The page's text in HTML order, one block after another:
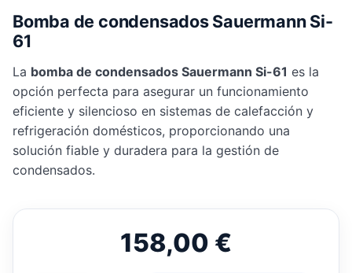
Bomba de condensados Sauermann Si-
61
La bomba de condensados Sauermann Si-61 es la
opción perfecta para asegurar un funcionamiento
eficiente y silencioso en sistemas de calefacción y
refrigeración domésticos, proporcionando una
solución fiable y duradera para la gestión de
condensados.
158,00 €